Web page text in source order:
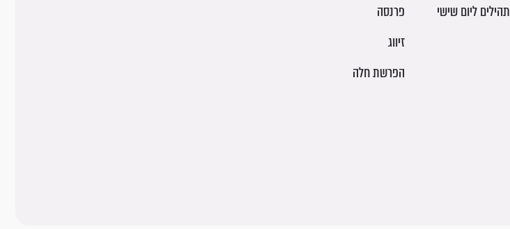
תהילים ליום שישי
פרנסה
זיווג
הפרשת חלה